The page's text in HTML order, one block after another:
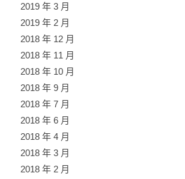
2019 年 3 月
2019 年 2 月
2018 年 12 月
2018 年 11 月
2018 年 10 月
2018 年 9 月
2018 年 7 月
2018 年 6 月
2018 年 4 月
2018 年 3 月
2018 年 2 月